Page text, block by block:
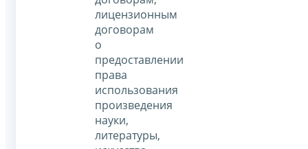
лицензионным
договорам
о
предоставлении
права
использования
произведения
науки,
литературы,